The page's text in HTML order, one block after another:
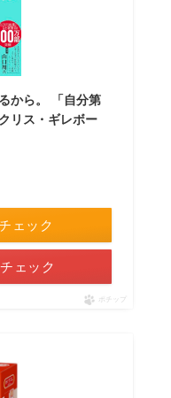
から。 「自分第
リス・ギレボー
ェック
ェック
ポチップ